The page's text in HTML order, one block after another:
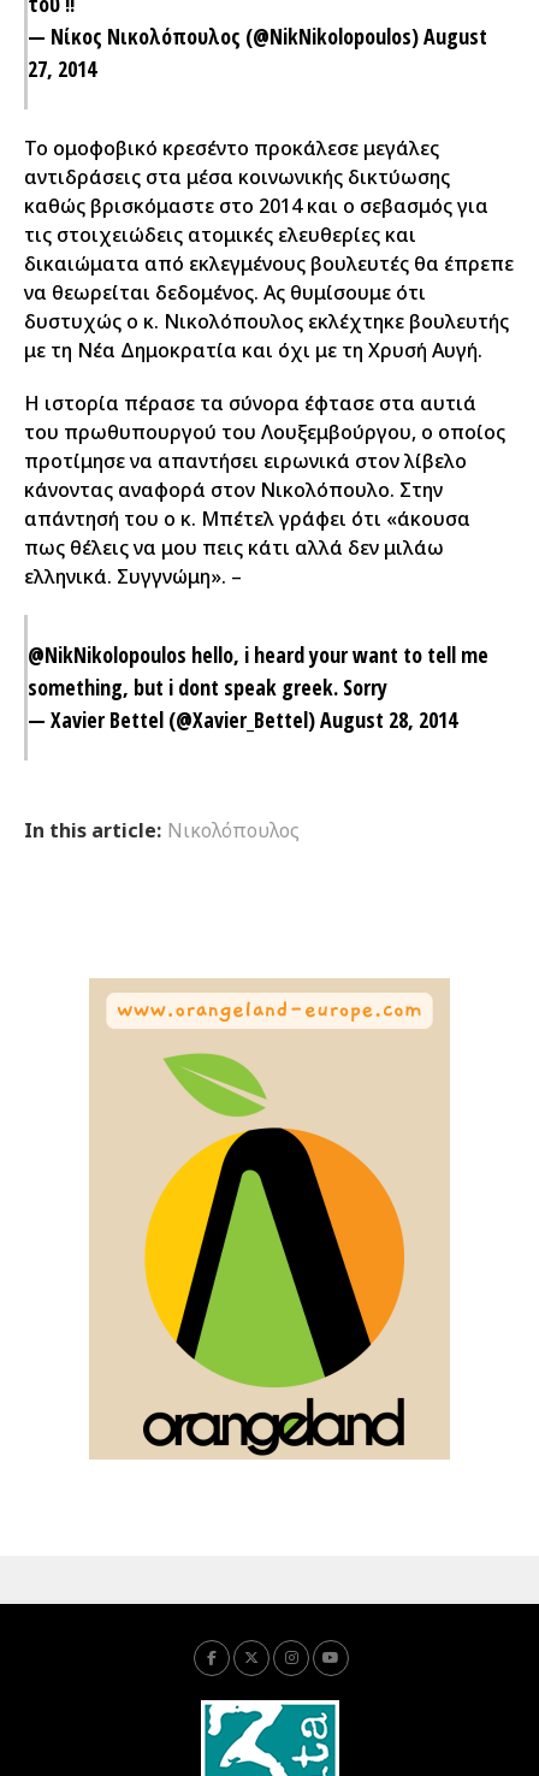
— Νίκος Νικολόπουλος (@NikNikolopoulos)August
27, 2014
Το ομοφοβικό κρεσέντο προκάλεσε μεγάλες
αντιδράσεις στα μέσα κοινωνικής δικτύωσης
καθώς βρισκόμαστε στο 2014 και ο σεβασμός για
τις στοιχειώδεις ατομικές ελευθερίες και
δικαιώματα από εκλεγμένους βουλευτές θα έπρεπε
να θεωρείται δεδομένος. Ας θυμίσουμε ότι
δυστυχώς ο κ. Νικολόπουλος εκλέχτηκε βουλευτής
με τη Νέα Δημοκρατία και όχι με τη Χρυσή Αυγή.
Η ιστορία πέρασε τα σύνορα έφτασε στα αυτιά
του πρωθυπουργού του Λουξεμβούργου, ο οποίος
προτίμησε να απαντήσει ειρωνικά στον λίβελο
κάνοντας αναφορά στον Νικολόπουλο. Στην
απάντησή του ο κ. Μπέτελ γράφει ότι «άκουσα
πως θέλεις να μου πεις κάτι αλλά δεν μιλάω
ελληνικά. Συγγνώμη». –
@NikNikolopoulos hello, i heard your want to tell me
something, but i dont speak greek. Sorry
— Xavier Bettel (@Xavier_Bettel)August 28, 2014
In this article: Νικολόπουλος